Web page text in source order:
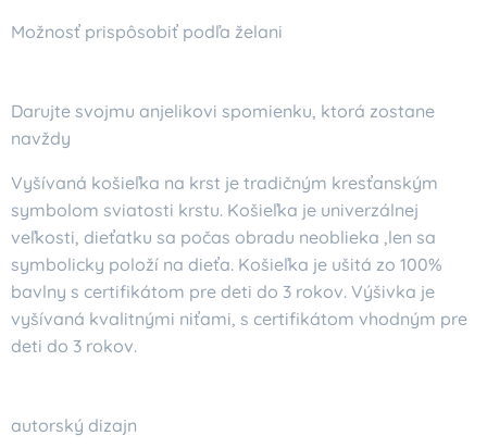
Možnosť prispôsobiť podľa želani
Darujte svojmu anjelikovi spomienku, ktorá zostane
navždy
Vyšívaná košieľka na krst je tradičným kresťanským
symbolom sviatosti krstu. Košieľka je univerzálnej
veľkosti, dieťatku sa počas obradu neoblieka ,len sa
symbolicky položí na dieťa. Košieľka je ušitá zo 100%
bavlny s certifikátom pre deti do 3 rokov. Výšivka je
vyšívaná kvalitnými niťami, s certifikátom vhodným pre
deti do 3 rokov.
autorský dizajn